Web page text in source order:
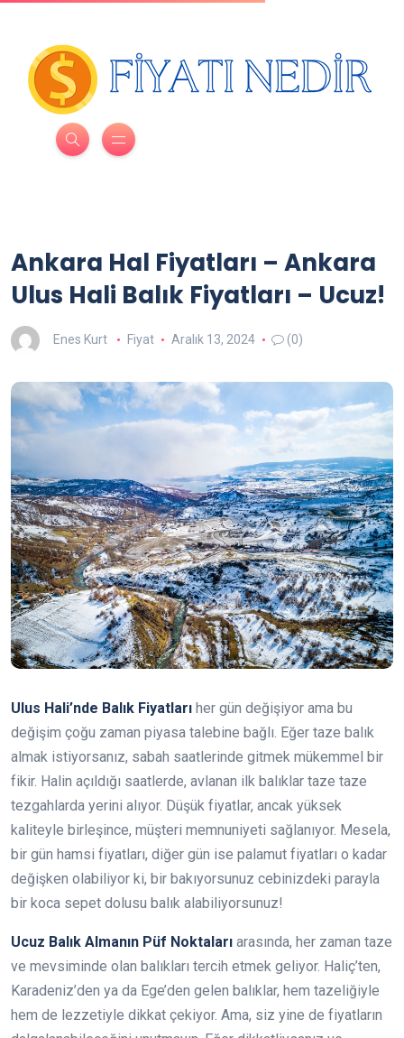
Ankara Hal Fiyatları – Ankara
Ulus Hali Balık Fiyatları – Ucuz!
Enes Kurt Fiyat Aralık 13, 2024 (0)
Ulus Hali’nde Balık Fiyatları her gün değişiyor ama bu
değişim çoğu zaman piyasa talebine bağlı. Eğer taze balık
almak istiyorsanız, sabah saatlerinde gitmek mükemmel bir
fikir. Halin açıldığı saatlerde, avlanan ilk balıklar taze taze
tezgahlarda yerini alıyor. Düşük fiyatlar, ancak yüksek
kaliteyle birleşince, müşteri memnuniyeti sağlanıyor. Mesela,
bir gün hamsi fiyatları, diğer gün ise palamut fiyatları o kadar
değişken olabiliyor ki, bir bakıyorsunuz cebinizdeki parayla
bir koca sepet dolusu balık alabiliyorsunuz!
Ucuz Balık Almanın Püf Noktaları arasında, her zaman taze
ve mevsiminde olan balıkları tercih etmek geliyor. Haliç’ten,
Karadeniz’den ya da Ege’den gelen balıklar, hem tazeliğiyle
hem de lezzetiyle dikkat çekiyor. Ama, siz yine de fiyatların